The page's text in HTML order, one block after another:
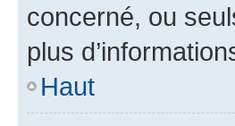
concerné, ou
plus
Haut